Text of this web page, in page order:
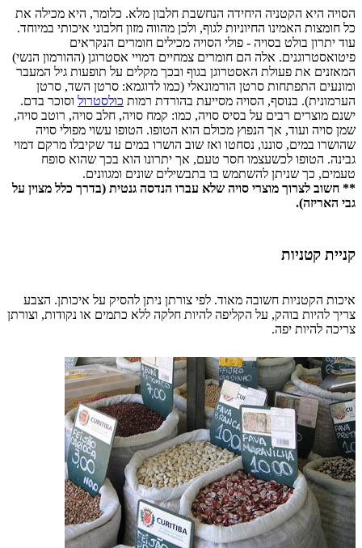
הסויה היא הקטניה היחידה הנחשבת חלבון מלא. כלומר, היא מכילה את
כל חומצות האמינו החיוניות לגוף, ולכן מהווה מזון חלבוני איכותי במיוחד.
עוד יתרון בולט בסויה - פולי הסויה מכילים חומרים הנקראים
פיטואסטרוגנים. אלה הם חומרים צמחיים דמויי אסטרוגן (ההורמון הנשי)
המאזנים את פעולת האסטרוגן בגוף ובכך מקלים על תופעות גיל המעבר
ומונעים התפתחות סרטן הורמונאלי (כמו לדוגמא: סרטן השד, סרטן
הערמונית). בנוסף, הסויה מסייעת בהורדת רמות כולסטרול וסוכר בדם.
ישנם מוצרים רבים על בסיס סויה, כמו: קמח סויה, חלב סויה, רוטב סויה,
שמן סויה ועוד, אך הנפוץ מכולם הוא הטופו. הטופו עשוי מפולי סויה
שהושרו במים, סוננו, נסחטו ואז שוב הושרו במים עד שקיבלו מרקם דמוי
גבינה. הטופו לכשעצמו חסר טעם, אך יתרונו הוא בכך שהוא סופח
טעמים, כך שניתן להשתמש בו בתבשילים שונים ומגוונים.
** חשוב לצרוך מוצרי סויה שלא עברו הנדסה גנטית (בדרך כלל מצוין על
גבי האריזה).
קניית קטניות
איכות הקטניות חשובה מאוד. לפי צורתן ניתן להסיק על איכותן. הצבע
צריך להיות בוהק, על הקליפה להיות חלקה ללא כתמים או נקודות, וצורתן
צריכה להיות יפה.